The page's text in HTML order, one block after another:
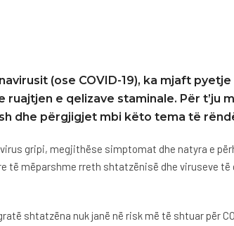
(ose COVID-19), ka mjaft
e qelizave staminale. Për t’ju
dhe përgjigjet mbi këto tema të
gripi, megjithëse simptomat dhe natyra e
të mëparshme rreth shtatzënisë dhe viruseve të
shtatzëna nuk janë në risk më të shtuar për